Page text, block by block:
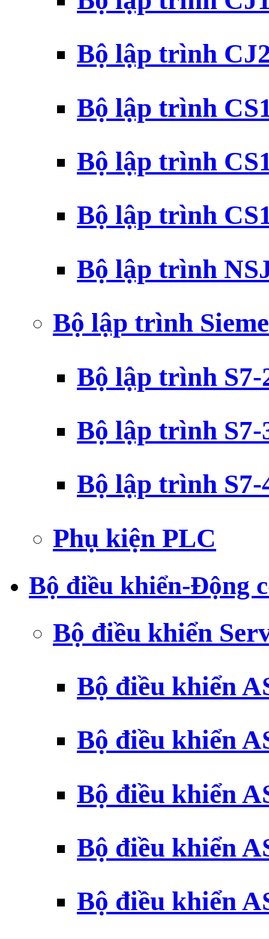
Bộ lập trình
Bộ lập trình
Bộ lập trình
Bộ lập trình
Bộ lập trình
Bộ lập trình
Bộ lập trình S7-
Bộ lập trình S7-
Bộ lập trình S7-
Phụ kiện PLC
Bộ điều khiển-Động
Bộ điều khiển
Bộ điều khiển
Bộ điều khiển
Bộ điều khiển
Bộ điều khiển
Bộ điều khiển